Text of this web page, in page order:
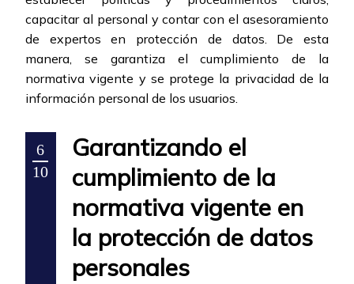
capacitar al personal y contar con el asesoramiento
de expertos en protección de datos. De esta
manera, se garantiza el cumplimiento de la
normativa vigente y se protege la privacidad de la
información personal de los usuarios.
6
10
Garantizando el
cumplimiento de la
normativa vigente en
la protección de datos
personales